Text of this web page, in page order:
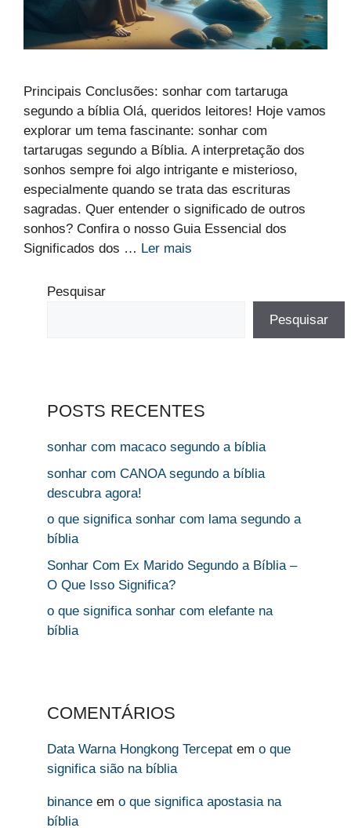
Principais Conclusões: sonhar com tartaruga
segundo a bíblia Olá, queridos leitores! Hoje vamos
explorar um tema fascinante: sonhar com
tartarugas segundo a Bíblia. A interpretação dos
sonhos sempre foi algo intrigante e misterioso,
especialmente quando se trata das escrituras
sagradas. Quer entender o significado de outros
sonhos? Confira o nosso Guia Essencial dos
Significados dos … Ler mais
Pesquisar
Pesquisar
POSTS RECENTES
sonhar com macaco segundo a bíblia
sonhar com CANOA segundo a bíblia
descubra agora!
o que significa sonhar com lama segundo a
bíblia
Sonhar Com Ex Marido Segundo a Bíblia –
O Que Isso Significa?
o que significa sonhar com elefante na
bíblia
COMENTÁRIOS
Data Warna Hongkong Tercepat em o que
significa sião na bíblia
binance em o que significa apostasia na
bíblia